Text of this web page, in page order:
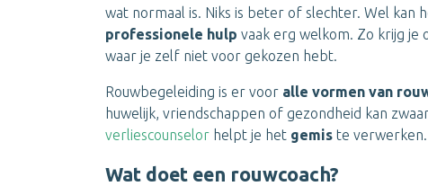
wat normaal is. Niks is beter of slechter. Wel kan
professionele hulp vaak erg welkom. Zo krijg je
waar je zelf niet voor gekozen hebt.
Rouwbegeleiding is er voor alle vormen van
huwelijk, vriendschappen of gezondheid kan
verliescounselor helpt je het gemis te verwerken.
Wat doet een rouwcoach?